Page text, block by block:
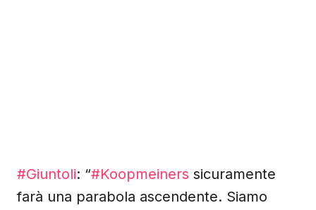
#Giuntoli: “#Koopmeiners sicuramente
farà una parabola ascendente. Siamo